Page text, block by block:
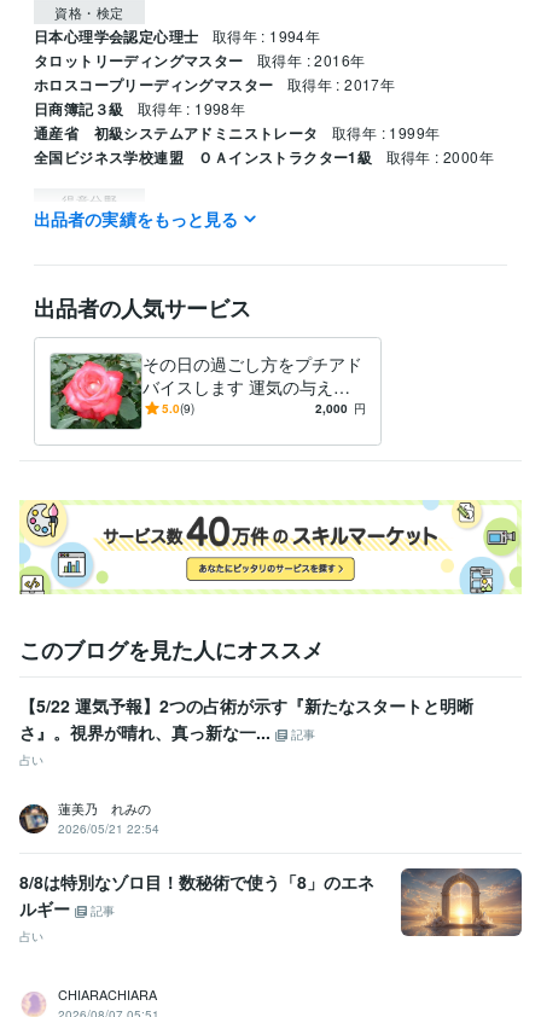
資格・検定
日本心理学会認定心理士 取得年 : 1994年
タロットリーディングマスター 取得年 : 2016年
ホロスコープリーディングマスター 取得年 : 2017年
日商簿記３級 取得年 : 1998年
通産省 初級システムアドミニストレータ 取得年 : 1999年
全国ビジネス学校連盟 ＯＡインストラクター1級 取得年 : 2000年
得意分野
占い 仕事上の人間関係　企業の本音
出品者の実績をもっと見る
出品者の人気サービス
その日の過ごし方をプチアド
バイスします 運気の与える
神秘の世界を覗いてみません
5.0(9) 2,000 円
このブログを見た人にオススメ
【5/22 運気予報】2つの占術が示す『新たなスタートと明晰
さ』。視界が晴れ、真っ新な一...
記事
占い
蓮美乃 れみの
2026/05/21 22:54
8/8は特別なゾロ目！数秘術で使う「8」のエネ
ルギー
記事
占い
CHIARACHIARA